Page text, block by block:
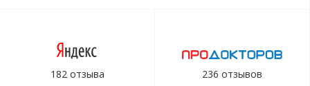
182 отзыва 236 отзывов